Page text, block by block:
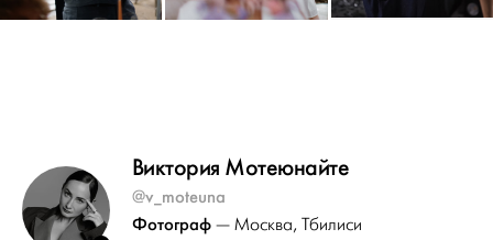
Виктория Мотеюнайте
@v_moteuna
Фотограф — Москва, Тбилиси